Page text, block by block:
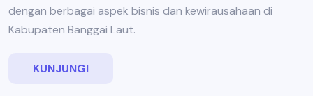
dengan berbagai aspek bisnis dan kewirausahaan di
Kabupaten Banggai Laut.
KUNJUNGI